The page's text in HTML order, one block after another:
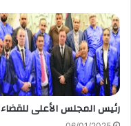
رئيس المجلس الأعلى للقضاء